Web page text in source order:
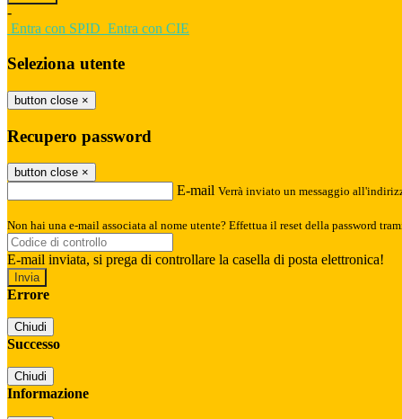
-
Entra con SPID Entra con CIE
Seleziona utente
button close ×
Recupero password
button close ×
E-mail Verrà inviato un messaggio
Non hai una e-mail associata al nome utente? Effettua il reset della password
E-mail inviata, si prega di controllare la casella di posta elettronica!
Errore
Chiudi
Successo
Chiudi
Informazione